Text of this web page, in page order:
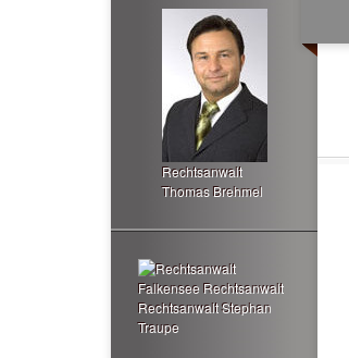
Rechtsanwalt
Thomas Brehmel
Rechtsanwalt Stephan
Traupe